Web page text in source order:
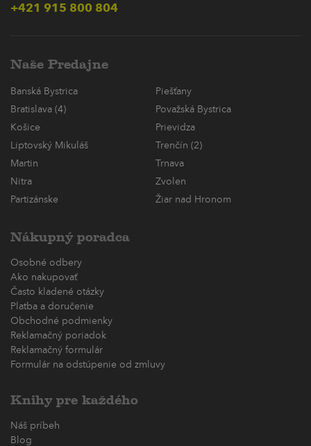
+421 915 800 804
Naše Predajne
Banská Bystrica
Piešťany
Bratislava (4)
Považská Bystrica
Košice
Prievidza
Liptovský Mikuláš
Trenčín (2)
Martin
Trnava
Nitra
Zvolen
Partizánske
Žiar nad Hronom
Nákupný poradca
Osobné odbery
Ako nakupovať
Často kladené otázky
Platba a doručenie
Obchodné podmienky
Reklamačný poriadok
Reklamačný formulár
Formulár na odstúpenie od zmluvy
Knihy pre každého
Náš príbeh
Blog